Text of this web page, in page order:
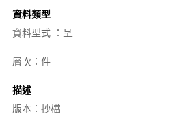
資料類型
資料型式 ：呈
層次：件
描述
版本：抄檔